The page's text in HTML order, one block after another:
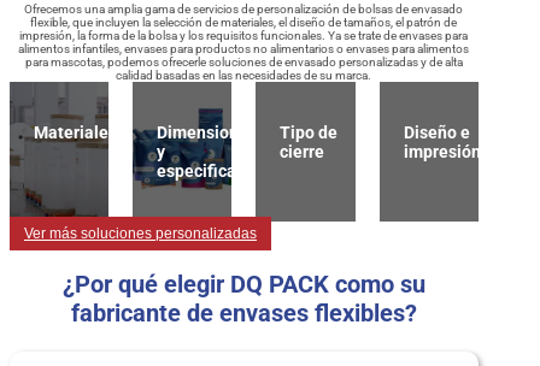
Ofrecemos una amplia gama de servicios de personalización de bolsas de envasado
flexible, que incluyen la selección de materiales, el diseño de tamaños, el patrón de
impresión, la forma de la bolsa y los requisitos funcionales. Ya se trate de envases para
alimentos infantiles, envases para productos no alimentarios o envases para alimentos
para mascotas, podemos ofrecerle soluciones de envasado personalizadas y de alta
calidad basadas en las necesidades de su marca.
Materiales
Dimensiones
y
especificaciones
Tipo de
cierre
Diseño e
impresión
Ver más soluciones personalizadas
¿Por qué elegir DQ PACK como su
fabricante de envases flexibles?